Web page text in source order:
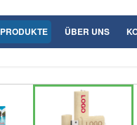
PRODUKTE ÜBER UNS